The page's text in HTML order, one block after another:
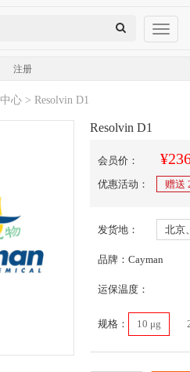
注册
Toggle
心 > Resolvin D1
Resolvin D1
会员价：
优惠活动： 赠送
发货地： 北京
品牌：Cayman
运保温度：
规格： 10 μg